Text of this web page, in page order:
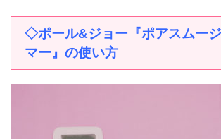
◇ポール&ジョー『ポアスムー
マー』の使い方